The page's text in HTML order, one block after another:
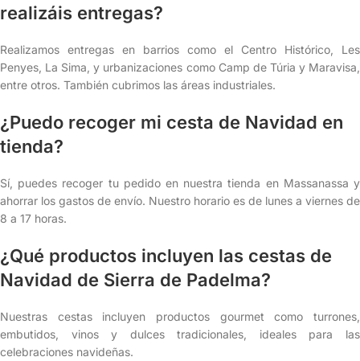
realizáis entregas?
Realizamos entregas en barrios como el Centro Histórico, Les
Penyes, La Sima, y urbanizaciones como Camp de Túria y Maravisa,
entre otros. También cubrimos las áreas industriales.
¿Puedo recoger mi cesta de Navidad en
tienda?
Sí, puedes recoger tu pedido en nuestra tienda en Massanassa y
ahorrar los gastos de envío. Nuestro horario es de lunes a viernes de
8 a 17 horas.
¿Qué productos incluyen las cestas de
Navidad de Sierra de Padelma?
Nuestras cestas incluyen productos gourmet como turrones,
embutidos, vinos y dulces tradicionales, ideales para las
celebraciones navideñas.